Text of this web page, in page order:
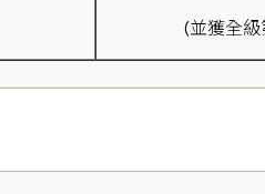
(並獲全級